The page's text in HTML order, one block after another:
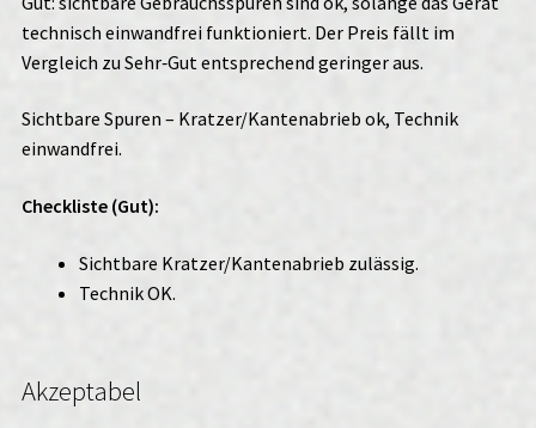
technisch einwandfrei funktioniert. Der Preis fällt im
Vergleich zu Sehr‑Gut entsprechend geringer aus.
Sichtbare Spuren – Kratzer/Kantenabrieb ok, Technik
einwandfrei.
Checkliste (Gut):
Sichtbare Kratzer/Kantenabrieb zulässig.
Technik OK.
Akzeptabel